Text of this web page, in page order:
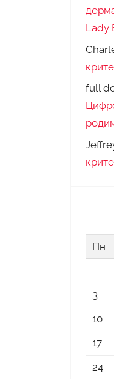
Lady
full
Пн
3
10
17
24